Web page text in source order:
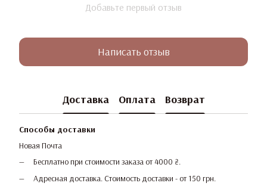
Добавьте первый отзыв
Написать отзыв
Доставка Оплата Возврат
Способы доставки
Новая Почта
Бесплатно при стоимости заказа от 4000 ₴.
Адресная доставка. Стоимость доставки - от 150 грн.